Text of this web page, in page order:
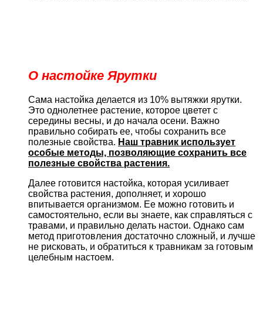
О настойке Ярутки
Сама настойка делается из 10% вытяжки ярутки.
Это однолетнее растение, которое цветет с
середины весны, и до начала осени. Важно
правильно собирать ее, чтобы сохранить все
полезные свойства. Наш травник использует
особые методы, позволяющие сохранить все
полезные свойства растения.
Далее готовится настойка, которая усиливает
свойства растения, дополняет, и хорошо
впитывается организмом. Ее можно готовить и
самостоятельно, если вы знаете, как справляться с
травами, и правильно делать настои. Однако сам
метод приготовления достаточно сложный, и лучше
не рисковать, и обратиться к травникам за готовым
целебным настоем.